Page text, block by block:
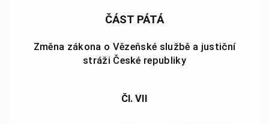
ČÁST PÁTÁ
Změna zákona o Vězeňské službě a justiční
stráži České republiky
Čl. VII